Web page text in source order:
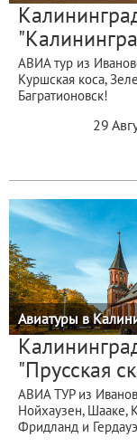
АВИА тур из
Куршская коса,
Багратионовск!
29
Авиатуры в
"Прусская
АВИА ТУР из
Нойхаузен, Шааке,
Фридланд и